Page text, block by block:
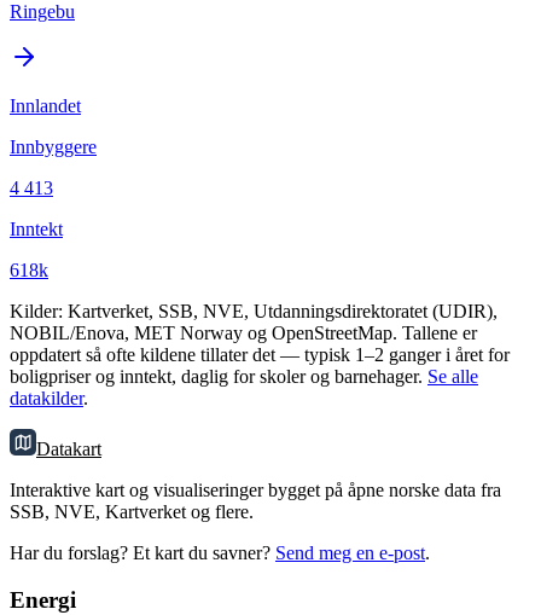
Ringebu
Innlandet
Innbyggere
4 413
Inntekt
618k
Kilder: Kartverket, SSB, NVE, Utdanningsdirektoratet (UDIR),
NOBIL/Enova, MET Norway og OpenStreetMap. Tallene er
oppdatert så ofte kildene tillater det — typisk 1–2 ganger i året for
boligpriser og inntekt, daglig for skoler og barnehager. Se alle
datakilder.
Datakart
Interaktive kart og visualiseringer bygget på åpne norske data fra
SSB, NVE, Kartverket og flere.
Har du forslag? Et kart du savner? Send meg en e-post.
Energi